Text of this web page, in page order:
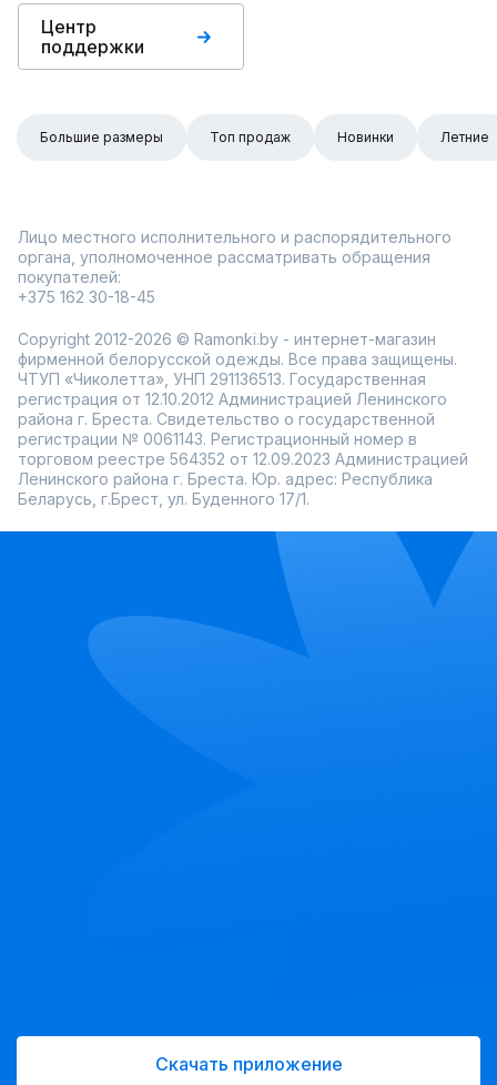
Центр
поддержки
Большие размеры Топ продаж Новинки Летние
Лицо местного исполнительного и распорядительного
органа, уполномоченное рассматривать обращения
покупателей:
+375 162 30-18-45
Copyright 2012-2026 © Ramonki.by - интернет-магазин
фирменной белорусской одежды. Все права защищены.
ЧТУП «Чиколетта», УНП 291136513. Государственная
регистрация от 12.10.2012 Администрацией Ленинского
района г. Бреста. Свидетельство о государственной
регистрации № 0061143. Регистрационный номер в
торговом реестре 564352 от 12.09.2023 Администрацией
Ленинского района г. Бреста. Юр. адрес: Республика
Беларусь, г.Брест, ул. Буденного 17/1.
Скачать приложение